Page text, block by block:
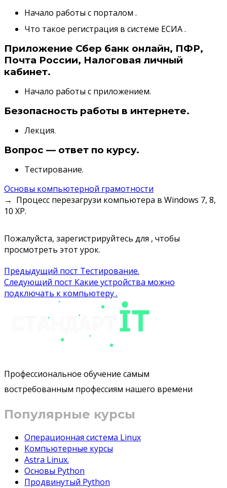
Начало работы с порталом .
Что такое регистрация в системе ЕСИА .
Приложение Сбер банк онлайн, ПФР,
Почта России, Налоговая личный
кабинет.
Начало работы с приложением.
Безопасность работы в интернете.
Лекция.
Вопрос — ответ по курсу.
Тестирование.
Основы компьютерной грамотности
Процесс перезагрузи компьютера в Windows 7, 8,
10 XP.
Пожалуйста, зарегистрируйтесь для , чтобы
просмотреть этот урок.
Навигация
по
записям
Предыдущий пост Тестирование.
Следующий пост Какие устройства можно
подключать к компьютеру .
Профессиональное обучение самым
востребованным профессиям нашего времени
Популярные курсы
Операционная система Linux
Компьютерные курсы
Astra Linux.
Основы Python
Продвинутый Python